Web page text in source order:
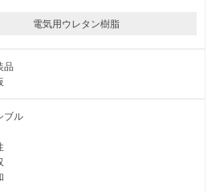
電気用ウレタン樹脂
品
ブル